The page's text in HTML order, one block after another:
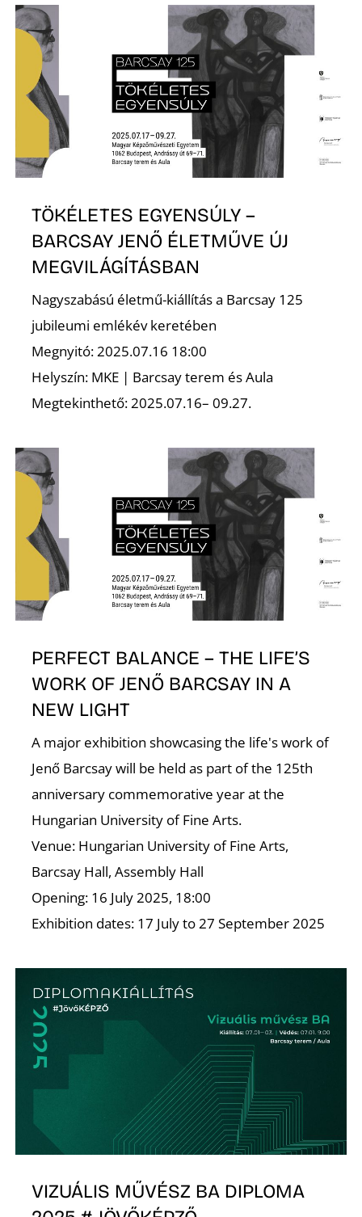
TÖKÉLETES EGYENSÚLY –
BARCSAY JENŐ ÉLETMŰVE ÚJ
MEGVILÁGÍTÁSBAN
Nagyszabású életmű-kiállítás a Barcsay 125
jubileumi emlékév keretében
Megnyitó: 2025.07.16 18:00
Helyszín: MKE | Barcsay terem és Aula
Megtekinthető: 2025.07.16– 09.27.
PERFECT BALANCE – THE LIFE’S
WORK OF JENŐ BARCSAY IN A
NEW LIGHT
A major exhibition showcasing the life's work of
Jenő Barcsay will be held as part of the 125th
anniversary commemorative year at the
Hungarian University of Fine Arts.
Venue: Hungarian University of Fine Arts,
Barcsay Hall, Assembly Hall
Opening: 16 July 2025, 18:00
Exhibition dates: 17 July to 27 September 2025
VIZUÁLIS MŰVÉSZ BA DIPLOMA